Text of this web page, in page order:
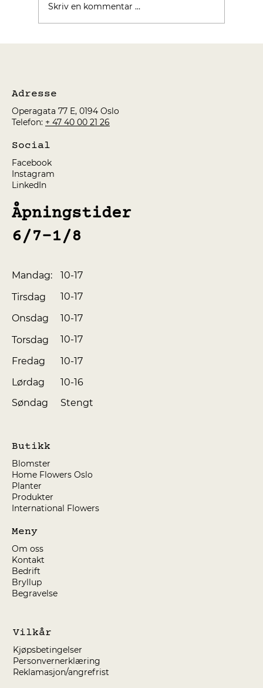
Skriv en kommentar …
Blomster
Home Flowers Oslo
Planter
Produkter
International Flowers
Butikk
Operagata 77 E, 0194 Oslo
Telefon: + 47 40 00 21 26
Adresse
Facebook
Instagram
LinkedIn
Social
Åpningstider
6/7-1/8
Mandag:
Tirsdag
Onsdag
Torsdag
Fredag
Lørdag
Søndag
10-17
10-17
10-17
10-17
10-17
10-16
Stengt
Om oss
Kontakt
Bedrift
Bryllup
Begravelse
Meny
Kjøpsbetingelser
Personvernerklæring
Reklamasjon/angrefrist
Vilkår